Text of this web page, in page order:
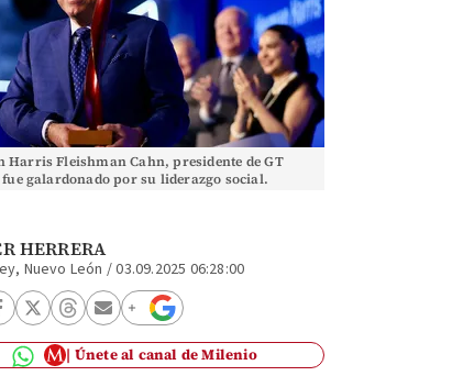
Harris Fleishman Cahn, presidente de GT
galardonado por su liderazgo social.
HERRERA
Nuevo León /03.09.2025 06:28:00
Únete al canal de Milenio